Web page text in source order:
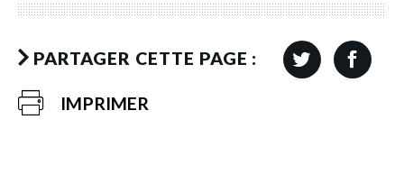
PARTAGER CETTE PAGE :
IMPRIMER